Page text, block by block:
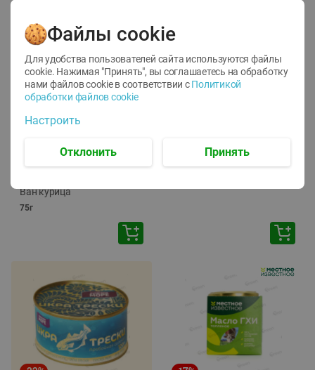
12
1.05 руб./
руб./шт
Корм влаж. для кош. с
Ван курица
75г
ТОФУ Vegetus ТВЕРДЫЙ
Файлы cookie
Для удобства пользователей сайта используются файлы
cookie. Нажимая "Принять", вы соглашаетесь на обработку
нами файлов cookie в соответствии с Политикой
обработки файлов cookie
Настроить
Отклонить Принять